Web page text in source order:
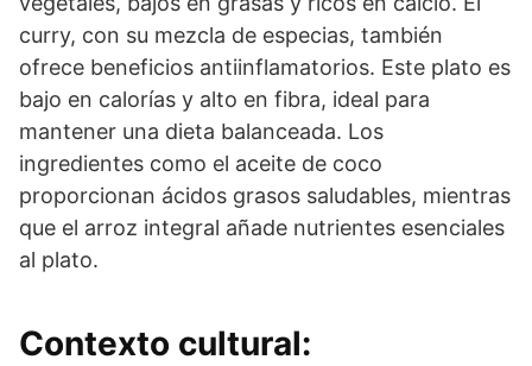
curry, con su mezcla de especias, también
ofrece beneficios antiinflamatorios. Este plato es
bajo en calorías y alto en fibra, ideal para
mantener una dieta balanceada. Los
ingredientes como el aceite de coco
proporcionan ácidos grasos saludables, mientras
que el arroz integral añade nutrientes esenciales
al plato.
Contexto cultural: